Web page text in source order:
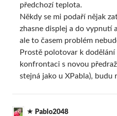
předchozí teplota.
Někdy se mi podaří nějak
zhasne displej a do vypnutí
ale to časem problém
Prostě polotovar k
konfrontaci s novou
stejná jako u XPabla), budu
Pablo2048